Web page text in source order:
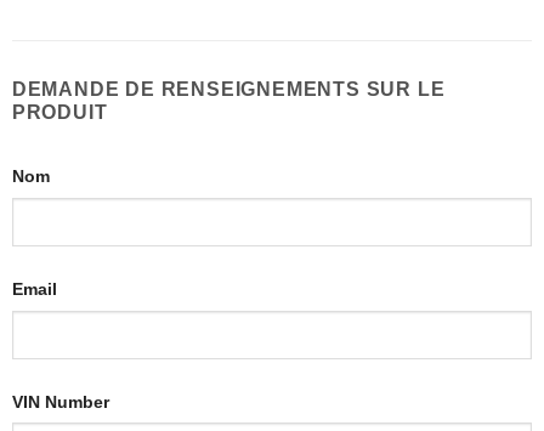
DEMANDE DE RENSEIGNEMENTS SUR LE
PRODUIT
Nom
Email
VIN Number